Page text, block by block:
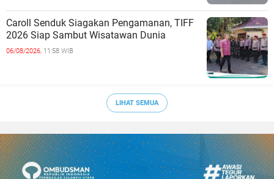
Caroll Senduk Siagakan Pengamanan, TIFF
2026 Siap Sambut Wisatawan Dunia
06/08/2026, 11:58 WIB
LIHAT SEMUA